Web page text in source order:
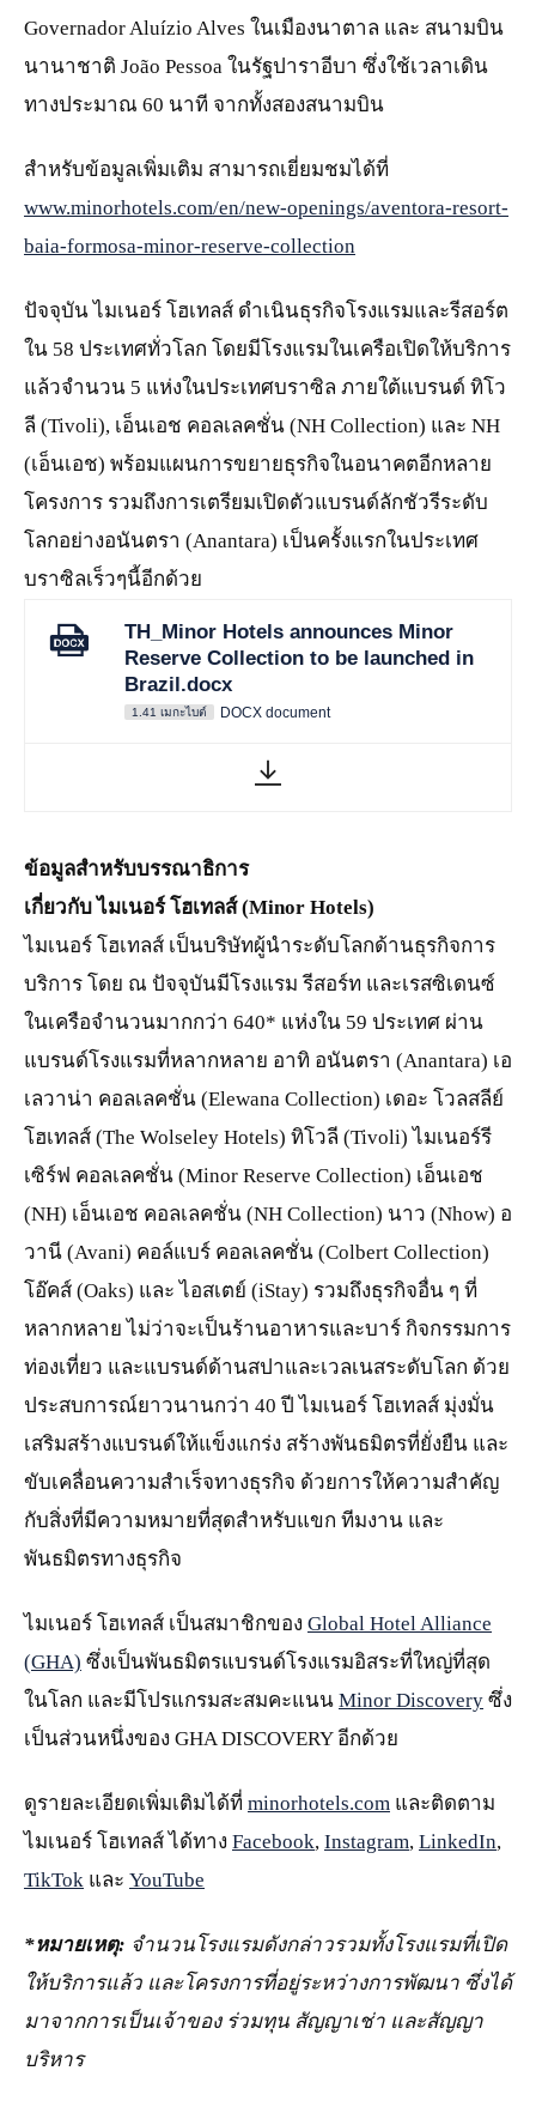
Governador Aluízio Alves ในเมืองนาตาล และ สนามบิน
นานาชาติ João Pessoa ในรัฐปาราอีบา ซึ่งใช้เวลาเดิน
ทางประมาณ 60 นาที จากทั้งสองสนามบิน
สำหรับข้อมูลเพิ่มเติม สามารถเยี่ยมชมได้ที่
www.minorhotels.com/en/new-openings/aventora-resort-
baia-formosa-minor-reserve-collection
ปัจจุบัน ไมเนอร์ โฮเทลส์ ดำเนินธุรกิจโรงแรมและรีสอร์ต
ใน 58 ประเทศทั่วโลก โดยมีโรงแรมในเครือเปิดให้บริการ
แล้วจำนวน 5 แห่งในประเทศบราซิล ภายใต้แบรนด์ ทิโว
ลี (Tivoli), เอ็นเอช คอลเลคชั่น (NH Collection) และ NH
(เอ็นเอช) พร้อมแผนการขยายธุรกิจในอนาคตอีกหลาย
โครงการ รวมถึงการเตรียมเปิดตัวแบรนด์ลักชัวรีระดับ
โลกอย่างอนันตรา (Anantara) เป็นครั้งแรกในประเทศ
บราซิลเร็วๆนี้อีกด้วย
TH_Minor Hotels announces Minor
Reserve Collection to be launched in
Brazil.docx
1.41 เมกะไบต์ DOCX document
ข้อมูลสำหรับบรรณาธิการ
เกี่ยวกับ ไมเนอร์ โฮเทลส์ (Minor Hotels)
ไมเนอร์ โฮเทลส์ เป็นบริษัทผู้นำระดับโลกด้านธุรกิจการ
บริการ โดย ณ ปัจจุบันมีโรงแรม รีสอร์ท และเรสซิเดนซ์
ในเครือจำนวนมากกว่า 640* แห่งใน 59 ประเทศ ผ่าน
แบรนด์โรงแรมที่หลากหลาย อาทิ อนันตรา (Anantara) เอ
เลวาน่า คอลเลคชั่น (Elewana Collection) เดอะ โวลสลีย์
โฮเทลส์ (The Wolseley Hotels) ทิโวลี (Tivoli) ไมเนอร์รี
เซิร์ฟ คอลเลคชั่น (Minor Reserve Collection) เอ็นเอช
(NH) เอ็นเอช คอลเลคชั่น (NH Collection) นาว (Nhow) อ
วานี (Avani) คอล์แบร์ คอลเลคชั่น (Colbert Collection)
โอ๊คส์ (Oaks) และ ไอสเตย์ (iStay) รวมถึงธุรกิจอื่น ๆ ที่
หลากหลาย ไม่ว่าจะเป็นร้านอาหารและบาร์ กิจกรรมการ
ท่องเที่ยว และแบรนด์ด้านสปาและเวลเนสระดับโลก ด้วย
ประสบการณ์ยาวนานกว่า 40 ปี ไมเนอร์ โฮเทลส์ มุ่งมั่น
เสริมสร้างแบรนด์ให้แข็งแกร่ง สร้างพันธมิตรที่ยั่งยืน และ
ขับเคลื่อนความสำเร็จทางธุรกิจ ด้วยการให้ความสำคัญ
กับสิ่งที่มีความหมายที่สุดสำหรับแขก ทีมงาน และ
พันธมิตรทางธุรกิจ
ไมเนอร์ โฮเทลส์ เป็นสมาชิกของ Global Hotel Alliance
(GHA) ซึ่งเป็นพันธมิตรแบรนด์โรงแรมอิสระที่ใหญ่ที่สุด
ในโลก และมีโปรแกรมสะสมคะแนน Minor Discovery ซึ่ง
เป็นส่วนหนึ่งของ GHA DISCOVERY อีกด้วย
ดูรายละเอียดเพิ่มเติมได้ที่ minorhotels.com และติดตาม
ไมเนอร์ โฮเทลส์ ได้ทาง Facebook, Instagram, LinkedIn,
TikTok และ YouTube
*หมายเหตุ: จำนวนโรงแรมดังกล่าวรวมทั้งโรงแรมที่เปิด
ให้บริการแล้ว และโครงการที่อยู่ระหว่างการพัฒนา ซึ่งได้
มาจากการเป็นเจ้าของ ร่วมทุน สัญญาเช่า และสัญญา
บริหาร